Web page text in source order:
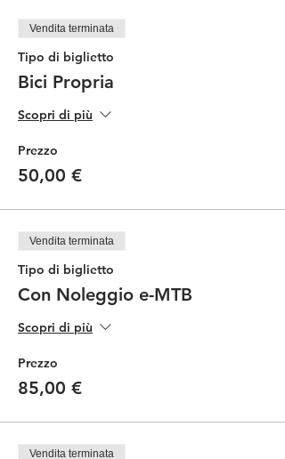
Vendita terminata
Tipo di biglietto
Bici Propria
Scopri di più
Prezzo
50,00 €
Vendita terminata
Tipo di biglietto
Con Noleggio e-MTB
Scopri di più
Prezzo
85,00 €
Vendita terminata